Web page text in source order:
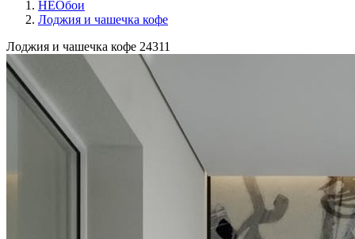
НЕОбои
Лоджия и чашечка кофе
Лоджия и чашечка кофе 24311